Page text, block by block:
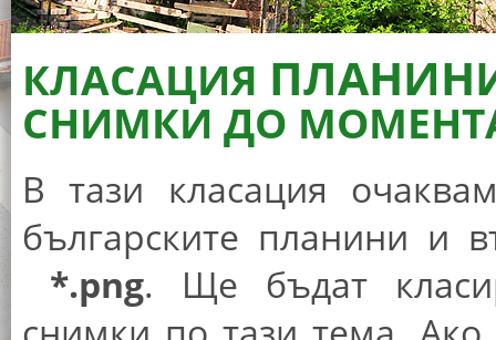
КЛАСАЦИЯ
СНИМКИ ДО
В тази класация
българските планини и
*.png. Ще бъдат